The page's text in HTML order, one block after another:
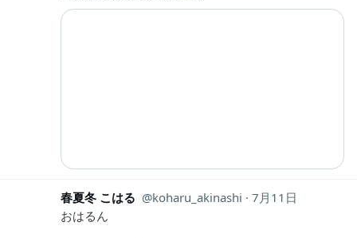
春夏冬 こはる koharu_akinashi
7月11日
おはるん